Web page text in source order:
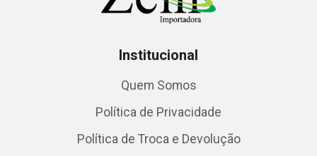
Institucional
Quem Somos
Política de Privacidade
Política de Troca e Devolução